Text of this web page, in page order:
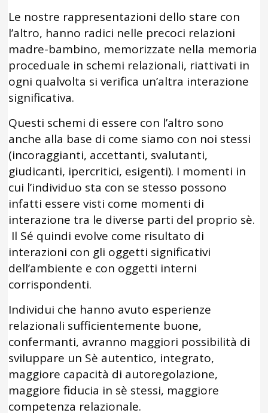
Le nostre rappresentazioni dello stare con
l’altro, hanno radici nelle precoci relazioni
madre-bambino, memorizzate nella memoria
proceduale in schemi relazionali, riattivati in
ogni qualvolta si verifica un’altra interazione
significativa.
Questi schemi di essere con l’altro sono
anche alla base di come siamo con noi stessi
(incoraggianti, accettanti, svalutanti,
giudicanti, ipercritici, esigenti). I momenti in
cui l’individuo sta con se stesso possono
infatti essere visti come momenti di
interazione tra le diverse parti del proprio sè.
Il Sé quindi evolve come risultato di
interazioni con gli oggetti significativi
dell’ambiente e con oggetti interni
corrispondenti.
Individui che hanno avuto esperienze
relazionali sufficientemente buone,
confermanti, avranno maggiori possibilità di
sviluppare un Sè autentico, integrato,
maggiore capacità di autoregolazione,
maggiore fiducia in sè stessi, maggiore
competenza relazionale.